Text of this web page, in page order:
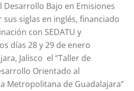
Desarrollo Bajo en Emisiones
sus siglas en inglés, financiado
con SEDATU y
días 28 y 29 de enero
Jalisco el “Taller de
Orientado al
Metropolitana de Guadalajara”